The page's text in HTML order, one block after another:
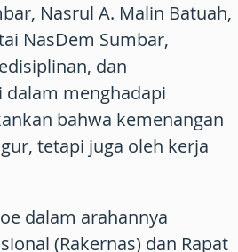
Nasrul A. Malin Batuah,
NasDem Sumbar,
dan
menghadapi
bahwa kemenangan
tetapi juga oleh kerja
dalam arahannya
(Rakernas) dan Rapat